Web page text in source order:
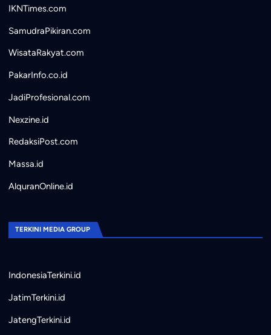
IKNTimes.com
SamudraPikiran.com
WisataRakyat.com
PakarInfo.co.id
JadiProfesional.com
Nexzine.id
RedaksiPost.com
Massa.id
AlquranOnline.id
TERKINI MEDIA GROUP
IndonesiaTerkini.id
JatimTerkini.id
JatengTerkini.id